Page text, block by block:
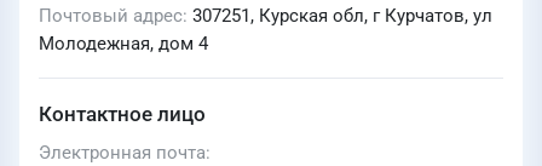
Почтовый адрес 307251, Курская обл, г Курчатов, ул
Молодежная, дом 4
Контактное лицо
Электронная почта